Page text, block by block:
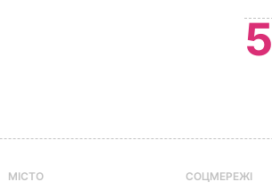
5
МІСТО СОЦМЕРЕЖІ